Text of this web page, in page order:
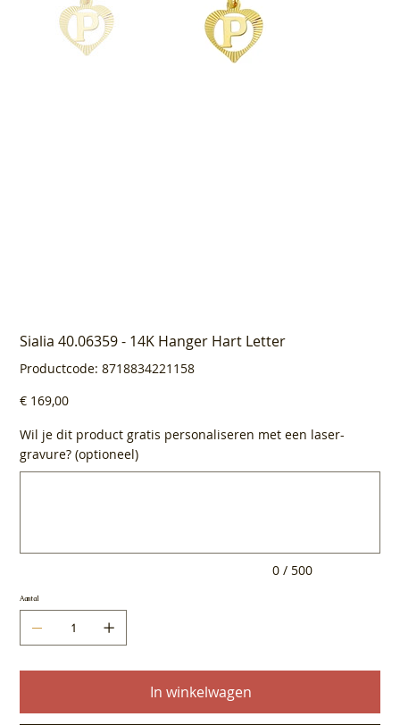
Sialia 40.06359 - 14K Hanger Hart Letter
Productcode: Productcode
8718834221158
8718834221158
Prijs
€ 169,00
Wil je dit product gratis personaliseren met een laser-
gravure? (optioneel)
0 / 500
Aantal
In winkelwagen